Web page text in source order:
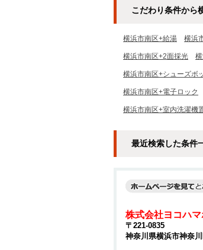
こだわり条件から
横浜市南区+給湯 横浜
横浜市南区+2面採光
横浜市南区+シューズボ
横浜市南区+電子ロック
横浜市南区+室内洗濯機
最近検索した条件
株式会社ヨコハマ
〒221-0835
神奈川県横浜市神奈